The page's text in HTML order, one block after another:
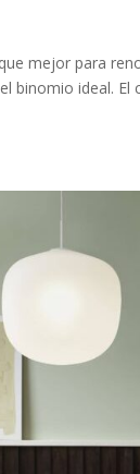
mejor para
binomio ideal.